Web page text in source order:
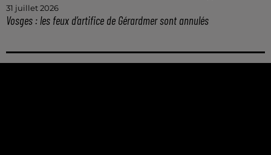
31 juillet 2026
Vosges : les feux d’artifice de Gérardmer sont annulés